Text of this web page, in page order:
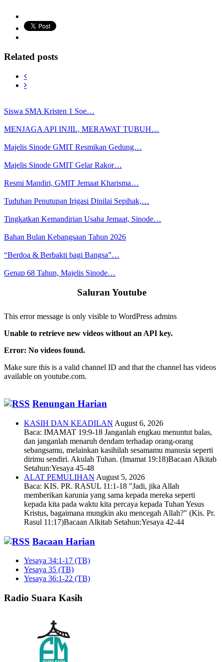
Related posts
Siswa SMA Kristen 1 Soe…
MENJAGA API INJIL, MERAWAT TUBUH…
Majelis Sinode GMIT Resmikan Gedung…
Majelis Sinode GMIT Gelar Rakor…
Resmi Mandiri, GMIT Jemaat Kharisma…
Tuduhan Penutupan Irigasi Dinilai Sepihak,…
Tingkatkan Kemandirian Usaha Jemaat, Sinode…
Bahan Bulan Kebangsaan Tahun 2026
“Berdoa & Berbakti bagi Bangsa”…
Genap 68 Tahun, Majelis Sinode…
Saluran Youtube
This error message is only visible to WordPress admins
Unable to retrieve new videos without an API key.
Error: No videos found.
Make sure this is a valid channel ID and that the channel has videos
available on youtube.com.
Renungan Harian
KASIH DAN KEADILAN August 6, 2026
Baca: IMAMAT 19:9-18 Janganlah engkau menuntut balas,
dan janganlah menaruh dendam terhadap orang-orang
sebangsamu, melainkan kasihilah sesamamu manusia seperti
dirimu sendiri. Akulah Tuhan. (Imamat 19:18)Bacaan Alkitab
Setahun:Yesaya 45-48
ALAT PEMULIHAN August 5, 2026
Baca: KIS. PR. RASUL 11:1-18 "Jadi, jika Allah
memberikan karunia yang sama kepada mereka seperti
kepada kita pada waktu kita percaya kepada Tuhan Yesus
Kristus, bagaimana mungkin aku mencegah Allah?" (Kis. Pr.
Rasul 11:17)Bacaan Alkitab Setahun:Yesaya 42-44
Bacaan Harian
Yesaya 34:1-17 (TB)
Yesaya 35 (TB)
Yesaya 36:1-22 (TB)
Radio Suara Kasih